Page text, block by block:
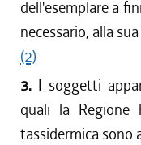
dell'esemplare a
necessario, alla
(2)
3. I soggetti
quali la Regione
tassidermica sono